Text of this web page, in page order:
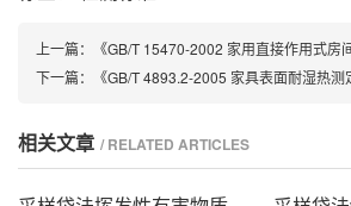
上一篇：
《GB/T 15470-2002 家用直接作用式房间电
下一篇：
《GB/T 4893.2-2005 家具表面耐湿热测
相关文章 / RELATED ARTICLES